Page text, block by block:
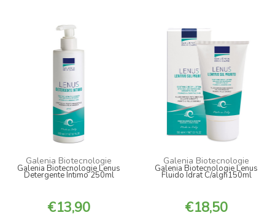
Galenia Biotecnologie
Galenia Biotecnologie Lenus
Detergente Intimo 250ml
13,90
Galenia Biotecnologie
Galenia Biotecnologie Lenus
Fluido Idrat C/algh150ml
18,50